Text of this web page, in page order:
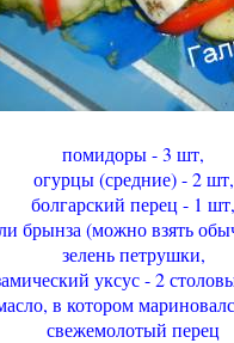
помидоры - 3 шт,
огурцы (средние) - 2 шт,
болгарский перец - 1 шт,
брынза (можно взять
зелень петрушки,
уксус - 2
в котором
свежемолотый перец